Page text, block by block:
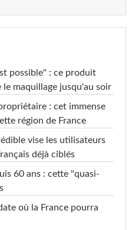
possible" : ce produit
maquillage jusqu'au soir
: cet immense
région de France
vise les utilisateurs
déjà ciblés
60 ans : cette "quasi-
où la France pourra